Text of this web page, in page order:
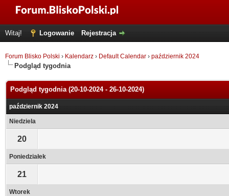
Witaj! Logowanie Rejestracja
Forum Blisko Polski › Kalendarz › Default Calendar › październik 2024
Podgląd tygodnia
Podgląd tygodnia (20-10-2024 - 26-10-2024)
październik 2024
Niedziela
20
Poniedziałek
21
Wtorek